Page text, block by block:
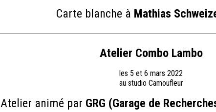
Carte blanche à Mathias
Atelier Combo Lambo
les 5 et 6 mars 2022
au studio Camoufleur
Atelier animé par GRG (Garage de